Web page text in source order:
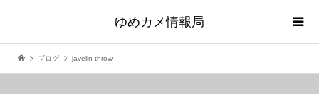
ゆめカメ情報局
ブログ javelin throw